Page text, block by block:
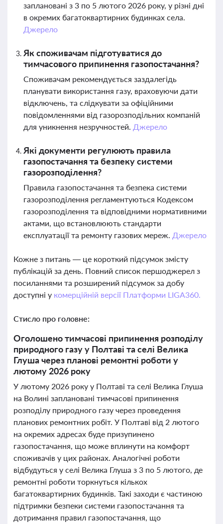
заплановані з 3 по 5 лютого 2026 року, у різні дні
в окремих багатоквартирних будинках села.
Джерело
Як споживачам підготуватися до
тимчасового припинення газопостачання?
Споживачам рекомендується заздалегідь
планувати використання газу, враховуючи дати
відключень, та слідкувати за офіційними
повідомленнями від газорозподільних компаній
для уникнення незручностей. Джерело
Які документи регулюють правила
газопостачання та безпеку системи
газорозподілення?
Правила газопостачання та безпека системи
газорозподілення регламентуються Кодексом
газорозподілення та відповідними нормативними
актами, що встановлюють стандарти
експлуатації та ремонту газових мереж. Джерело
Кожне з питань — це короткий підсумок змісту
публікацій за день. Повний список першоджерел з
посиланнями та розширений підсумок за добу
доступні у комерційній версії Платформи LIGA360.
Стисло про головне:
Оголошено тимчасові припинення розподілу
природного газу у Полтаві та селі Велика
Глуша через планові ремонтні роботи у
лютому 2026 року
У лютому 2026 року у Полтаві та селі Велика Глуша
на Волині заплановані тимчасові припинення
розподілу природного газу через проведення
планових ремонтних робіт. У Полтаві від 2 лютого
на окремих адресах буде призупинено
газопостачання, що може вплинути на комфорт
споживачів у цих районах. Аналогічні роботи
відбудуться у селі Велика Глуша з 3 по 5 лютого, де
ремонтні роботи торкнуться кількох
багатоквартирних будинків. Такі заходи є частиною
підтримки безпеки системи газопостачання та
дотримання правил газопостачання, що